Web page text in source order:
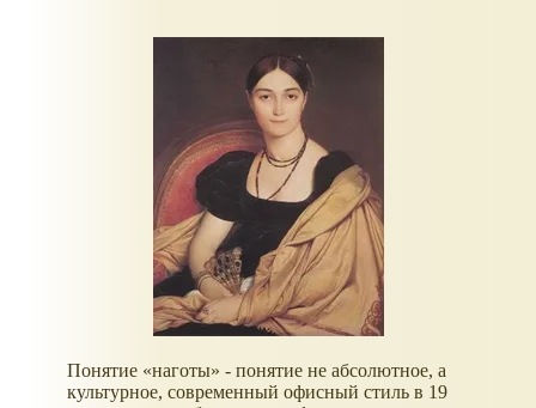
Понятие «наготы» - понятие не абсолютное, а
культурное, современный офисный стиль в 19